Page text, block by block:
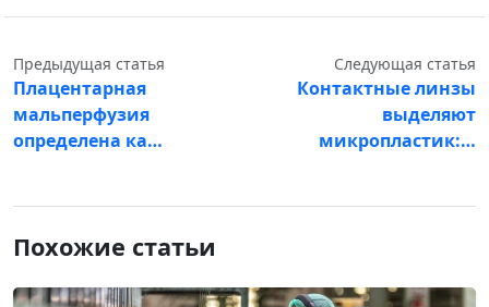
Предыдущая статья
Плацентарная
мальперфузия
определена ка…
Следующая статья
Контактные линзы
выделяют
микропластик:…
Похожие статьи